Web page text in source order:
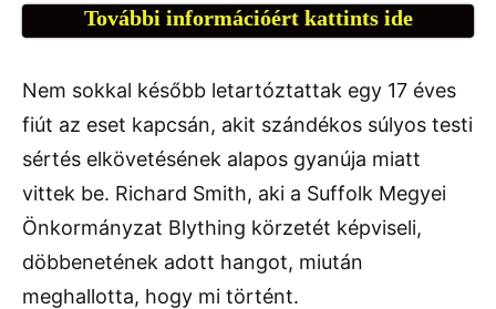
További információért kattints ide
Nem sokkal később letartóztattak egy 17 éves
fiút az eset kapcsán, akit szándékos súlyos testi
sértés elkövetésének alapos gyanúja miatt
vittek be. Richard Smith, aki a Suffolk Megyei
Önkormányzat Blything körzetét képviseli,
döbbenetének adott hangot, miután
meghallotta, hogy mi történt.